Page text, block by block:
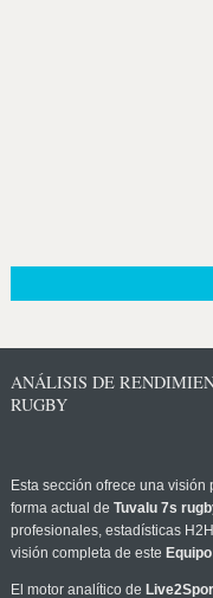
ANÁLISIS DE
RUGBY
Esta sección ofrece una
forma actual de Tuvalu 7s
profesionales, estadísticas
visión completa de este
El motor analítico de